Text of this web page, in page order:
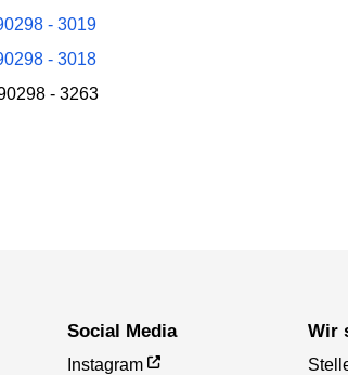
- 3019
- 3018
- 3263
Social Media
Instagram